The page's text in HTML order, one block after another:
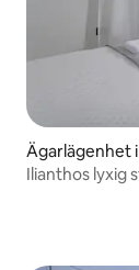
Ägarlägenhet
Ilianthos lyxig